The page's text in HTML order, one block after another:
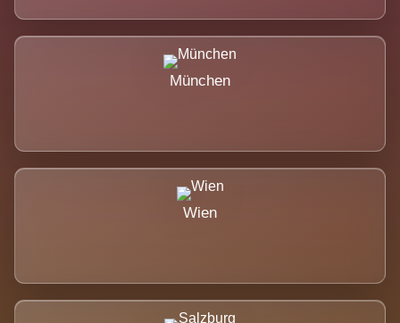
München
Wien